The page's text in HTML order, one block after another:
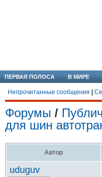
ПЕРВАЯ ПОЛОСА В МИРЕ
Непрочитанные сообщения
Форумы /
для шин
Автор
uduguv